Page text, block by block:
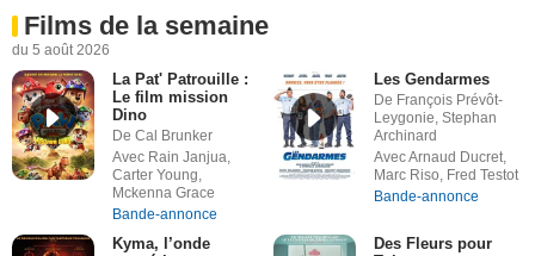
Films de la semaine
du 5 août 2026
La Pat' Patrouille :
Le film mission
Dino
De Cal Brunker
Avec Rain Janjua,
Carter Young,
Mckenna Grace
Bande-annonce
Les Gendarmes
De François Prévôt-
Leygonie, Stephan
Archinard
Avec Arnaud Ducret,
Marc Riso, Fred Testot
Bande-annonce
Kyma, l’onde
Des Fleurs pour